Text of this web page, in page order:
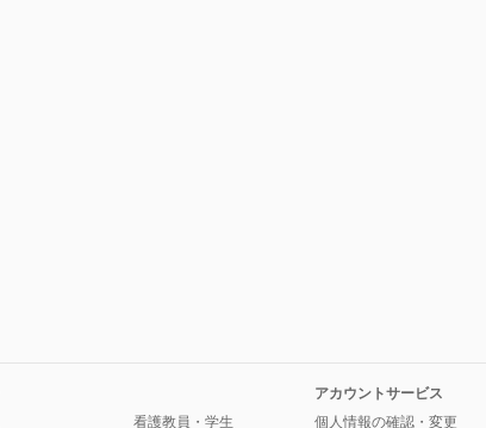
看護教員・学生
アカウントサービス
個人情報の確認・変更